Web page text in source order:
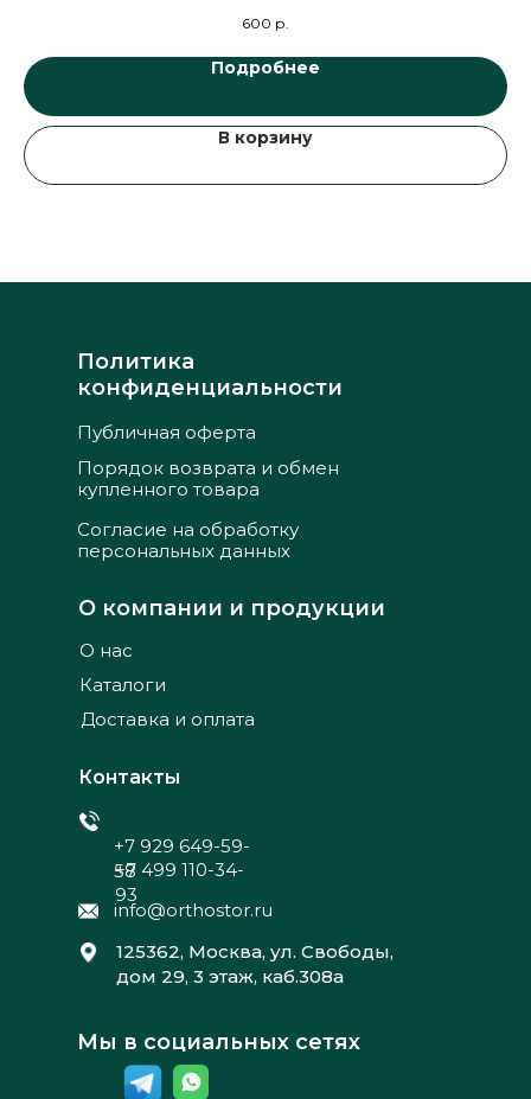
600 р.
Подробнее
В корзину
125362, Москва, ул. Свободы,
дом 29, 3 этаж, каб.308а
+7 929 649-59-
58
info@orthostor.ru
О нас
Согласие на обработку
персональных данных
Публичная оферта
Каталоги
Порядок возврата и обмен
купленного товара
Доставка и оплата
Политика
конфиденциальности
О компании и продукции
Контакты
Мы в социальных сетях
+7 499 110-34-
93